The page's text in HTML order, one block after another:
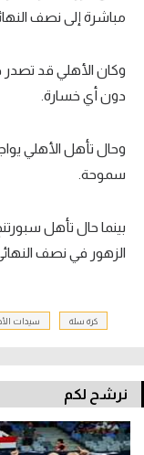
مباشرة إلى نصف
دون أي خسارة.
وحال تأهل الأهلي
سموحة.
بينما حال تأهل
الزهور في نصف
كرة سلة سيدات
نرشح لكم